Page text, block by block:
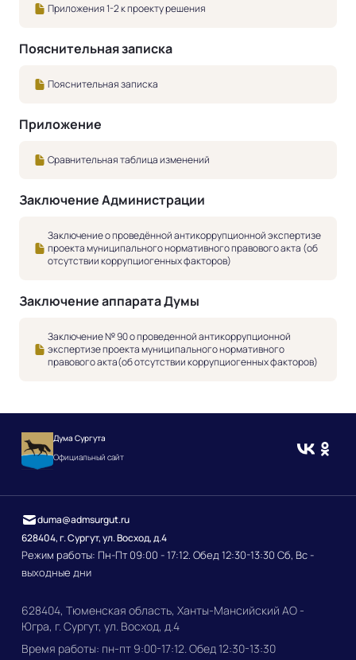
Приложения 1-2 к проекту решения
Пояснительная записка
Пояснительная записка
Приложение
Сравнительная таблица изменений
Заключение Администрации
Заключение о проведённой антикоррупционной экспертизе
проекта муниципального нормативного правового акта (об
отсутствии коррупциогенных факторов)
Заключение аппарата Думы
Заключение № 90 о проведенной антикоррупционной
экспертизе проекта муниципального нормативного
правового акта(об отсутствии коррупциогенных факторов)
Дума Сургута
Официальный сайт
628404, г. Сургут, ул. Восход, д.4
Режим работы: Пн-Пт 09:00 - 17:12. Обед 12:30-13:30 Сб, Вс -
выходные дни
duma@admsurgut.ru
628404, Тюменская область, Ханты-Мансийский АО -
Югра, г. Сургут, ул. Восход, д.4
Время работы: пн-пт 9:00-17:12. Обед 12:30-13:30